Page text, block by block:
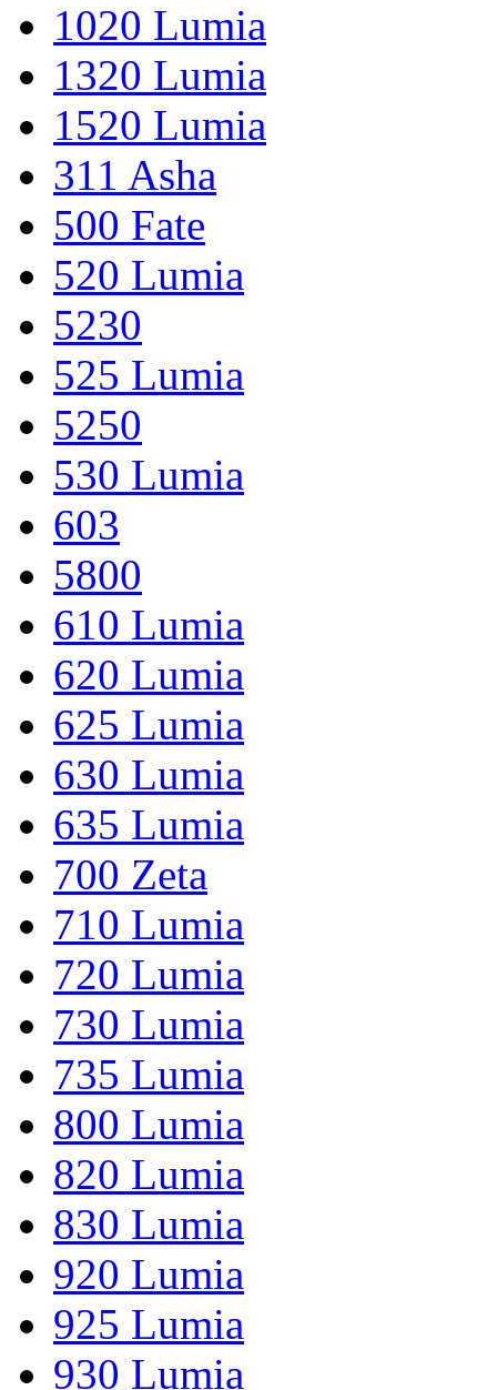
1020 Lumia
1320 Lumia
1520 Lumia
311 Asha
500 Fate
520 Lumia
5230
525 Lumia
5250
530 Lumia
603
5800
610 Lumia
620 Lumia
625 Lumia
630 Lumia
635 Lumia
700 Zeta
710 Lumia
720 Lumia
730 Lumia
735 Lumia
800 Lumia
820 Lumia
830 Lumia
920 Lumia
925 Lumia
930 Lumia